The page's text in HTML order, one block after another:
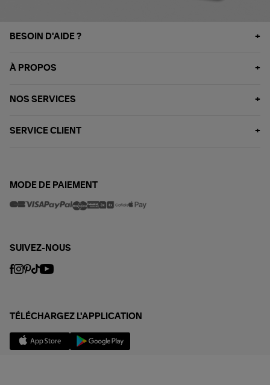
BESOIN D'AIDE ?
À PROPOS
NOS SERVICES
SERVICE CLIENT
MODE DE PAIEMENT
SUIVEZ-NOUS
TÉLÉCHARGEZ L'APPLICATION